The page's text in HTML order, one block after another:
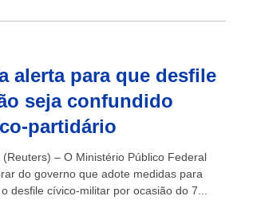
alerta para que desfile
seja confundido
partidário
– O Ministério Público Federal
do governo que adote medidas para
desfile cívico-militar por ocasião do 7...